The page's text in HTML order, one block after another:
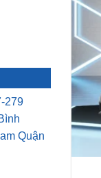
279
Quận